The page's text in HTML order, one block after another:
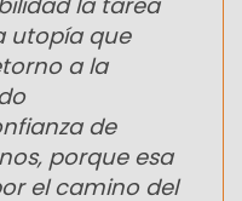
utopía que
a la
de
porque esa
el camino del